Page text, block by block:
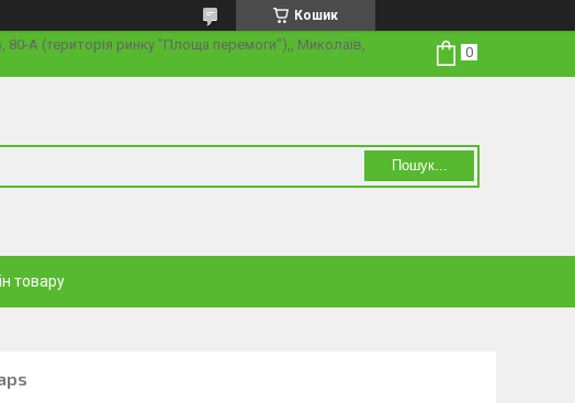
Кошик
80-А (територія ринку "Площа перемоги"),, Миколаїв,
Пошук...
товару